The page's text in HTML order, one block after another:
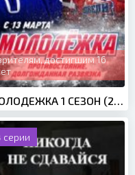
достигшим 16
МОЛОДЕЖКА 1 СЕЗОН (2013)
серии